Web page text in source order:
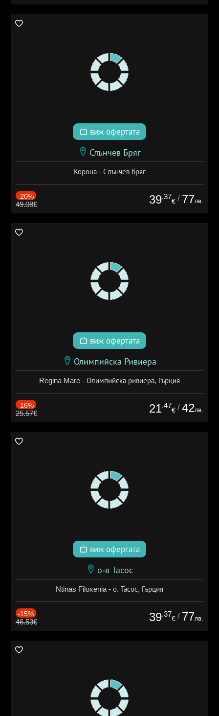
виж офертата
Слънчев Бряг
Корона - Слънчев бряг
-20%
49.08€ 39.37
€ / 77лв.
виж офертата
Олимпийска Ривиера
Regina Mare - Олимпийска ривиера, Гърция
-16%
25.57€ 21.47
€ / 42лв.
виж офертата
о-в Тасос
Ntinas Filoxenia - о. Тасос, Гърция
-15%
46.53€ 39.37
€ / 77лв.